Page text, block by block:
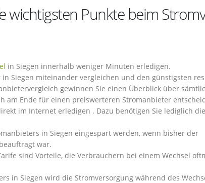
wichtigsten Punkte beim
in Siegen innerhalb weniger Minuten erledigen.
Siegen miteinander vergleichen und den günstigsten
gewinnen Sie einen Überblick über
am Ende für einen preiswerteren Stromanbieter
im Internet erledigen . Dazu benötigen Sie lediglich die
in Siegen eingespart werden, wenn bisher der
war.
sind Vorteile, die Verbrauchern bei einem Wechsel
in Siegen wird die Stromversorgung während des